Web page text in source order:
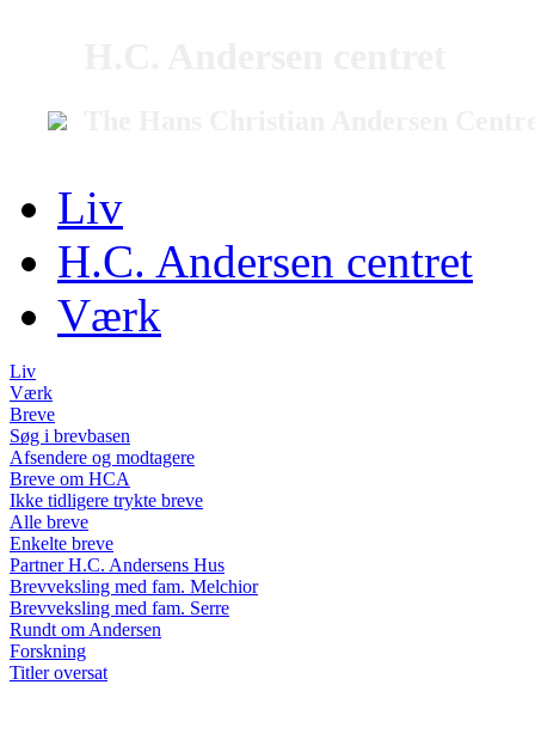
Liv
H.C. Andersen centret
Værk
Liv
Værk
Breve
Søg i brevbasen
Afsendere og modtagere
Breve om HCA
Ikke tidligere trykte breve
Alle breve
Enkelte breve
Partner H.C. Andersens Hus
Brevveksling med fam. Melchior
Brevveksling med fam. Serre
Rundt om Andersen
Forskning
Titler oversat